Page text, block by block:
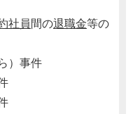
社員間の退職金等の
）事件